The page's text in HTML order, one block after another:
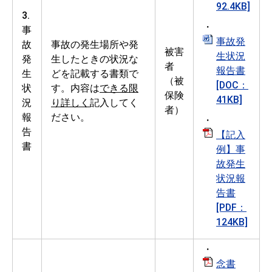
3.
事
故
発
生
状
況
報
告
書
事故の発生場所や発
生したときの状況な
どを記載する書類で
す。内容はできる限
り詳しく 記入してく
ださい。
被害
者
（被
保険
者）
92.4KB]
・
事故発
生状況
報告書
[DOC：
41KB]
・
【記入
例】事
故発生
状況報
告書
[PDF：
124KB]
・
念書